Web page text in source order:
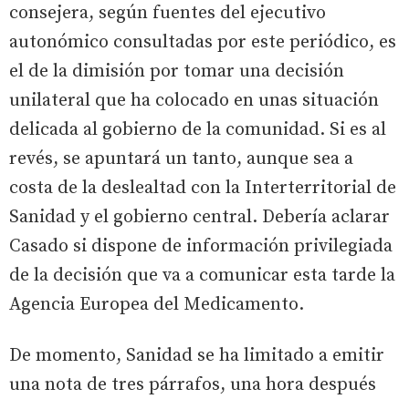
consejera, según fuentes del ejecutivo
autonómico consultadas por este periódico, es
el de la dimisión por tomar una decisión
unilateral que ha colocado en unas situación
delicada al gobierno de la comunidad. Si es al
revés, se apuntará un tanto, aunque sea a
costa de la deslealtad con la Interterritorial de
Sanidad y el gobierno central. Debería aclarar
Casado si dispone de información privilegiada
de la decisión que va a comunicar esta tarde la
Agencia Europea del Medicamento.
De momento, Sanidad se ha limitado a emitir
una nota de tres párrafos, una hora después